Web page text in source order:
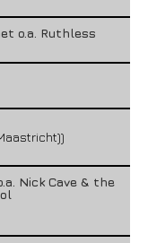
o.a. Ruthless
Nick Cave & the